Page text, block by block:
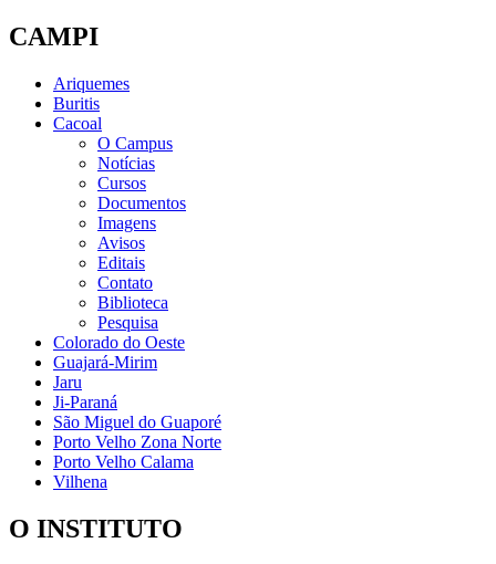
CAMPI
Ariquemes
Buritis
Cacoal
O Campus
Notícias
Cursos
Documentos
Imagens
Avisos
Editais
Contato
Biblioteca
Pesquisa
Colorado do Oeste
Guajará-Mirim
Jaru
Ji-Paraná
São Miguel do Guaporé
Porto Velho Zona Norte
Porto Velho Calama
Vilhena
O INSTITUTO